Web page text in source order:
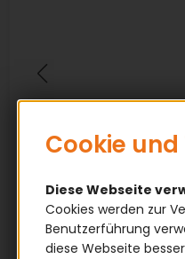
Cookie
Diese Webseite
Cookies werden zur
Benutzerführung
diese Webseite